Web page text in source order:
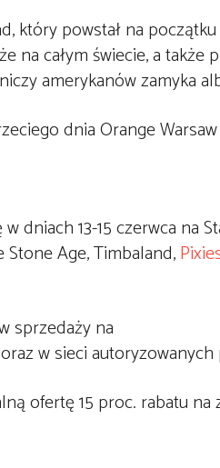
który powstał na
na całym świecie, a także
amerykanów zamyka
dnia Orange
dniach 13-15 czerwca na
Stone Age, Timbaland,
sprzedaży na
oraz w sieci
ofertę 15 proc. rabatu